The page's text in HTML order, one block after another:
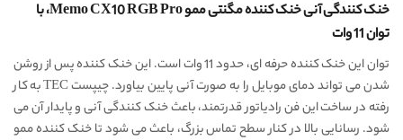
خنک کنندگی آنی خنک کننده مگنتی ممو Memo CX10 RGB Pro، با
توان 11 وات
توان این خنک کننده حرفه ای، حدود 11 وات است. این خنک کننده پس از روشن
شدن می تواند دمای موبایل را به صورت آنی پایین بیاورد. چیپست TEC به کار
رفته در ساخت این فن رادیاتور قدرتمند، باعث خنک کنندگی آنی و پایدار آن می
شود. رسانایی بالا در کنار سطح تماس بزرگ، باعث می شود تا خنک کننده ممو